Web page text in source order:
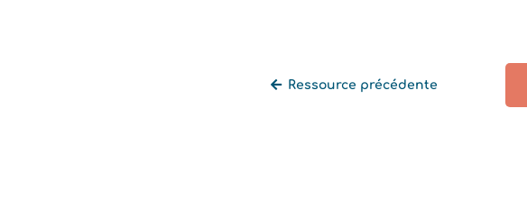
Ressource précédente